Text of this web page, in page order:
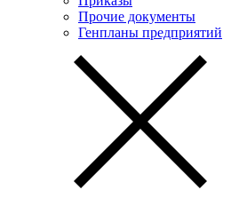
Прочие документы
Генпланы предприятий